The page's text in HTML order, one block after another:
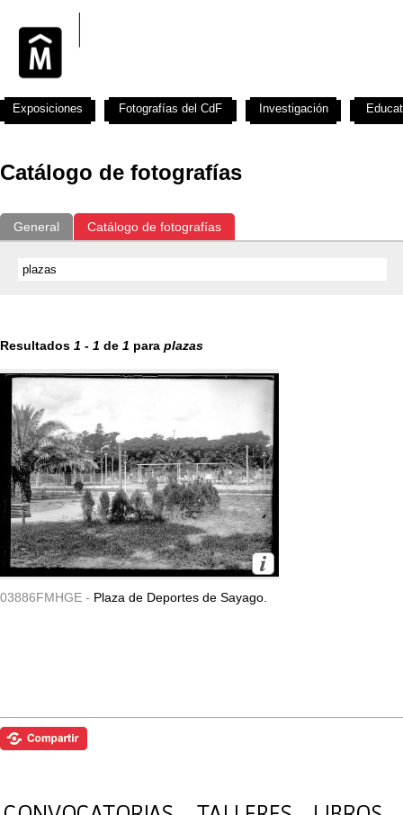
Catálogo de fotografías
General Catálogo de fotografías
Resultados 1 - 1 de 1 para plazas
03886FMHGE - Plaza de Deportes de Sayago.
Exposiciones Fotografías del CdF Investigación